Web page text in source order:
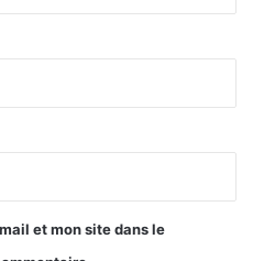
et mon site dans le